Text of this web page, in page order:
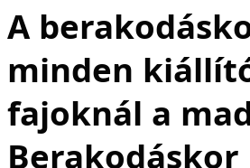
A
minden
fajoknál a